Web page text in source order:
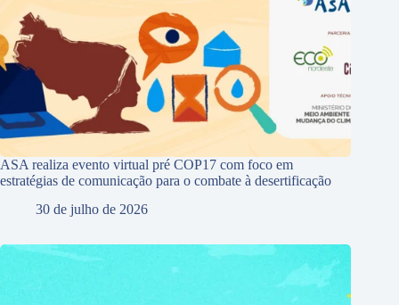
ASA realiza evento virtual pré COP17 com foco em
estratégias de comunicação para o combate à desertificação
30 de julho de 2026